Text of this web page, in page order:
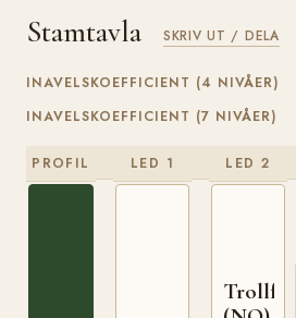
Stamtavla SKRIV UT / DELA
INAVELSKOEFFICIENT (4 NIVÅER)
INAVELSKOEFFICIENT (7 NIVÅER)
PROFIL LED 1 LED 2
Trollfaks